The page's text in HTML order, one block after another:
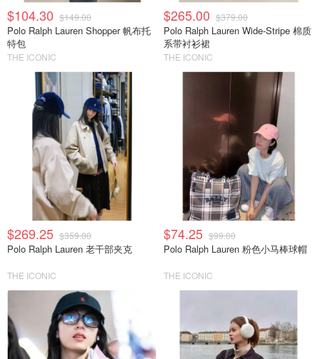
$104.30 $149.00
Polo Ralph Lauren Shopper 帆布托
特包
THE ICONIC
$265.00 $379.00
Polo Ralph Lauren Wide-Stripe 棉质
系带衬衫裙
THE ICONIC
$269.25 $359.00
Polo Ralph Lauren 老干部夹克
THE ICONIC
$74.25 $99.00
Polo Ralph Lauren 粉色小马棒球帽
THE ICONIC